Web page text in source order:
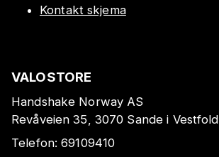
Kontakt skjema
VALOSTORE
Handshake Norway AS
Revåveien 35, 3070 Sande i Vestfold
Telefon:69109410